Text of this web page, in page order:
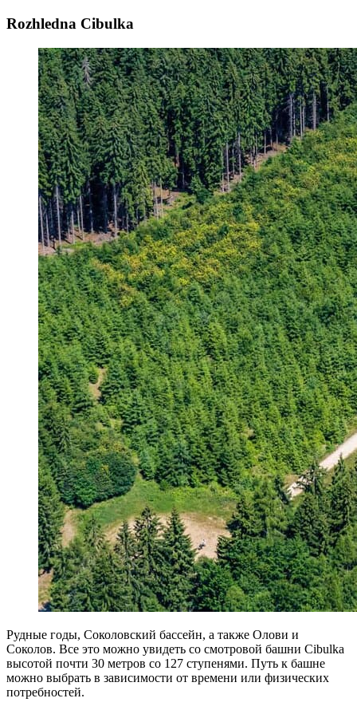
Rozhledna Cibulka
Рудные годы, Соколовский бассейн, а также Олови и
Соколов. Все это можно увидеть со смотровой башни Cibulka
высотой почти 30 метров со 127 ступенями. Путь к башне
можно выбрать в зависимости от времени или физических
потребностей.